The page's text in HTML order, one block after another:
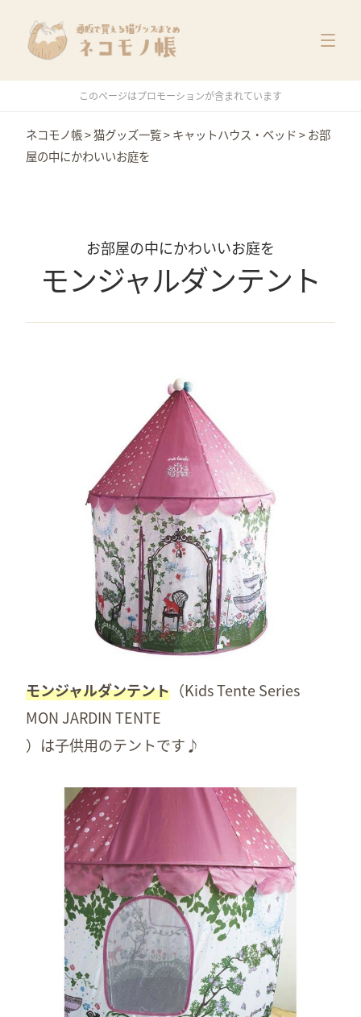
猫グッズ一覧
メーカー別
価格別
このページはプロモーションが含まれています
ネコモノ帳>猫グッズ一覧>キャットハウス・ベッド>お部
屋の中にかわいいお庭を
お部屋の中にかわいいお庭を
モンジャルダンテント
モンジャルダンテント （Kids Tente Series
MON JARDIN TENTE
）は子供用のテントです♪